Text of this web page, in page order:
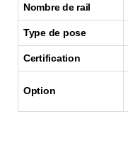
Nombre de rail
Type de pose
Certification
Option